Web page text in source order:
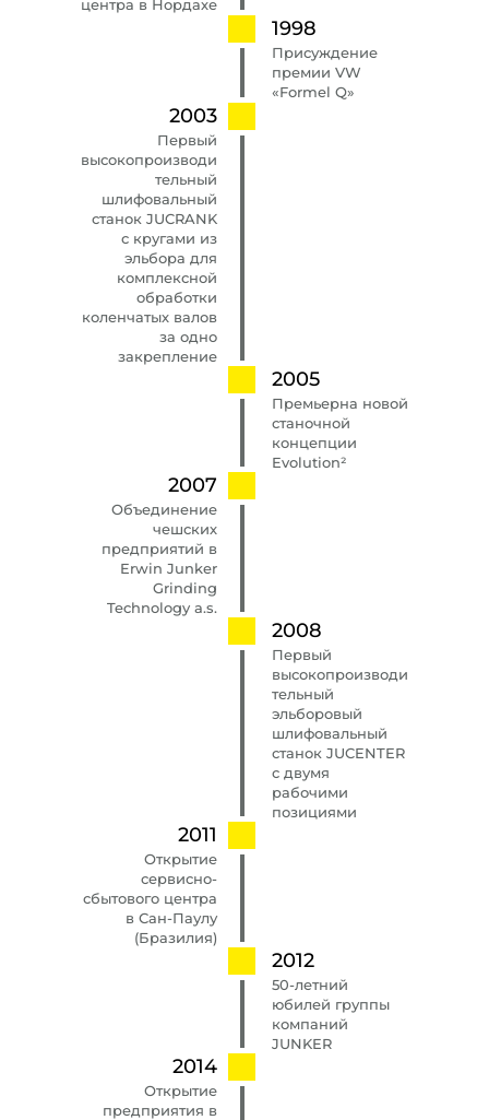
центра в Нордахе
1998
Присуждение
премии VW
«Formel Q»
2003
Первый
высокопроизводи
тельный
шлифовальный
станок JUCRANK
с кругами из
эльбора для
комплексной
обработки
коленчатых валов
за одно
закрепление
2005
Премьерна новой
станочной
концепции
Evolution²
2007
Объединение
чешских
предприятий в
Erwin Junker
Grinding
Technology a.s.
2008
Первый
высокопроизводи
тельный
эльборовый
шлифовальный
станок JUCENTER
с двумя
рабочими
позициями
2011
Открытие
сервисно-
сбытового центра
в Сан-Паулу
(Бразилия)
2012
50-летний
юбилей группы
компаний
JUNKER
2014
Открытие
предприятия в